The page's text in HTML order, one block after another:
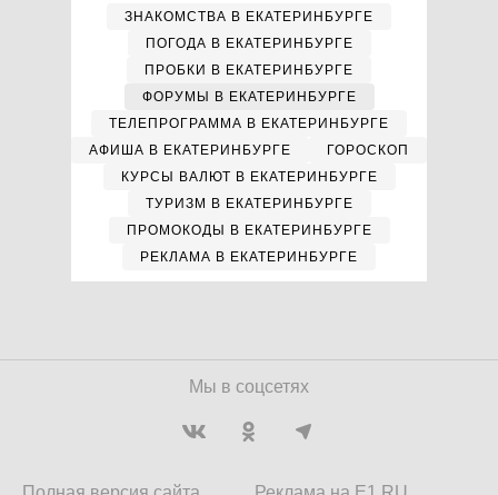
ЗНАКОМСТВА В ЕКАТЕРИНБУРГЕ
ПОГОДА В ЕКАТЕРИНБУРГЕ
ПРОБКИ В ЕКАТЕРИНБУРГЕ
ФОРУМЫ В ЕКАТЕРИНБУРГЕ
ТЕЛЕПРОГРАММА В ЕКАТЕРИНБУРГЕ
АФИША В ЕКАТЕРИНБУРГЕ
ГОРОСКОП
КУРСЫ ВАЛЮТ В ЕКАТЕРИНБУРГЕ
ТУРИЗМ В ЕКАТЕРИНБУРГЕ
ПРОМОКОДЫ В ЕКАТЕРИНБУРГЕ
РЕКЛАМА В ЕКАТЕРИНБУРГЕ
Мы в соцсетях